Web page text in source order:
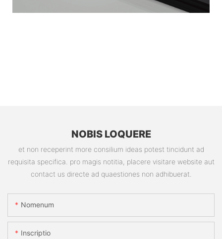
NOBIS LOQUERE
et non receperint more consilium ideas potest tincidunt ad
requisita specifica. pro magis notitia, placere visitare website aut
contact us directe ad quaestiones non adhibuerat.
Nomenum
Inscriptio